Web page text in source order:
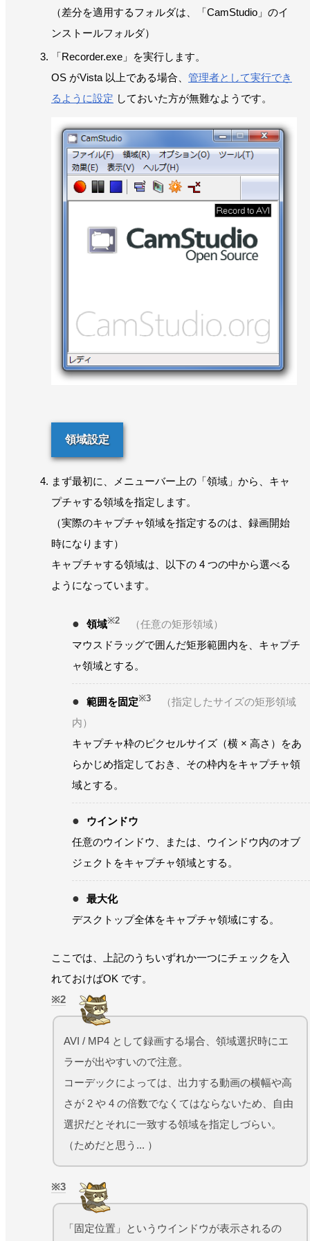
（差分を適用するフォルダは、「CamStudio」のイ
ンストールフォルダ）
「Recorder.exe」を実行します。
OS がVista 以上である場合、 管理者として実行でき
るように設定 しておいた方が無難なようです。
領域設定
まず最初に、メニューバー上の「領域」から、キャ
プチャする領域を指定します。
（実際のキャプチャ領域を指定するのは、録画開始
時になります）
キャプチャする領域は、以下の 4 つの中から選べる
ようになっています。
領域※2
（任意の矩形領域）
マウスドラッグで囲んだ矩形範囲内を、キャプチ
ャ領域とする。
範囲を固定※3
（指定したサイズの矩形領域
内）
キャプチャ枠のピクセルサイズ（横 × 高さ）をあ
らかじめ指定しておき、その枠内をキャプチャ領
域とする。
ウインドウ
任意のウインドウ、または、ウインドウ内のオブ
ジェクトをキャプチャ領域とする。
最大化
デスクトップ全体をキャプチャ領域にする。
ここでは、上記のうちいずれか一つにチェックを入
れておけばOK です。
2
AVI / MP4 として録画する場合、領域選択時にエ
ラーが出やすいので注意。
コーデックによっては、出力する動画の横幅や高
さが 2 や 4 の倍数でなくてはならないため、自由
選択だとそれに一致する領域を指定しづらい。
（ためだと思う... ）
3
「固定位置」というウインドウが表示されるの